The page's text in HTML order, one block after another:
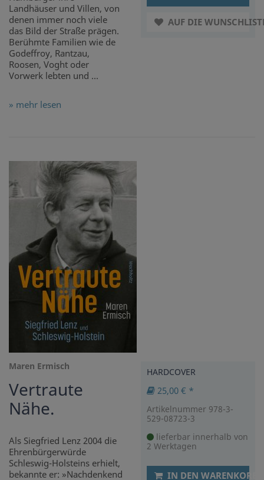
Landhäuser und Villen, von
denen immer noch viele
das Bild der Straße prägen.
Berühmte Familien wie de
Godeffroy, Rantzau,
Roosen, Voght oder
Vorwerk lebten und ...
» mehr lesen
AUF DIE
Maren Ermisch
Vertraute
Nähe.
Als Siegfried Lenz 2004 die
Ehrenbürgerwürde
Schleswig-Holsteins erhielt,
bekannte er: »Nachdenkend
HARDCOVER
25,00 € *
Artikelnummer 978-3-
529-08723-3
lieferbar innerhalb von
2 Werktagen
IN DEN WARENKORB